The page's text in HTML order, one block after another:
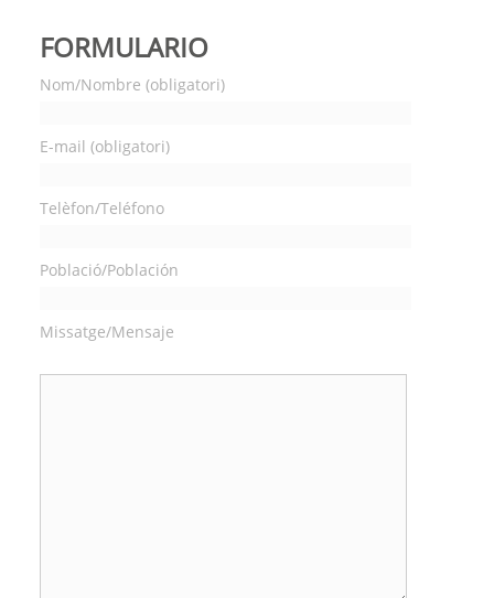
FORMULARIO
Nom/Nombre (obligatori)
E-mail (obligatori)
Telèfon/Teléfono
Població/Población
Missatge/Mensaje